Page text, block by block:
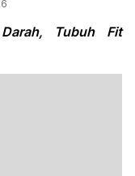
Darah, Tubuh Fit